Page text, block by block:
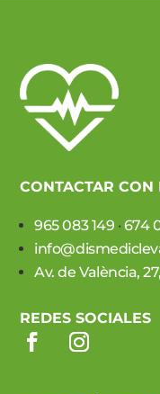
CONTACTAR CON
965 083 149 · 674
Av. de València,
REDES SOCIALES